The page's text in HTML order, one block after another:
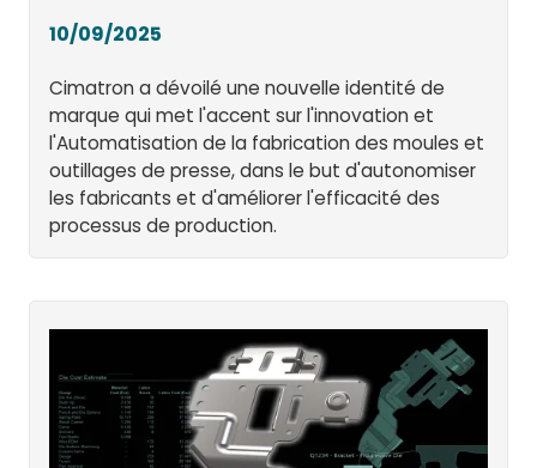
10/09/2025
Cimatron a dévoilé une nouvelle identité de
marque qui met l'accent sur l'innovation et
l'Automatisation de la fabrication des moules et
outillages de presse, dans le but d'autonomiser
les fabricants et d'améliorer l'efficacité des
processus de production.